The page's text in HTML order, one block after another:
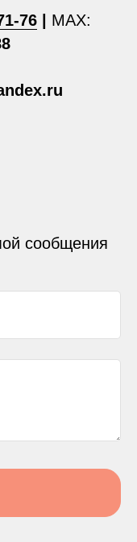
76
MAX:
сообщения